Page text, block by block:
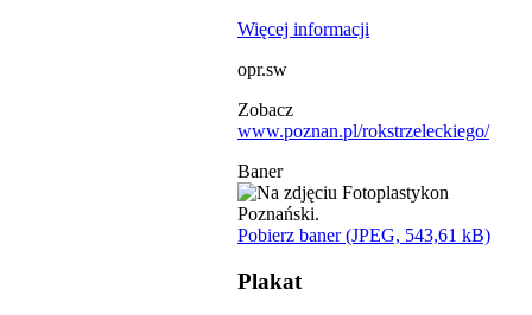
Więcej informacji
opr.sw
Zobacz
www.poznan.pl/rokstrzeleckiego/
Baner
Pobierz baner (JPEG, 543,61 kB)
Plakat